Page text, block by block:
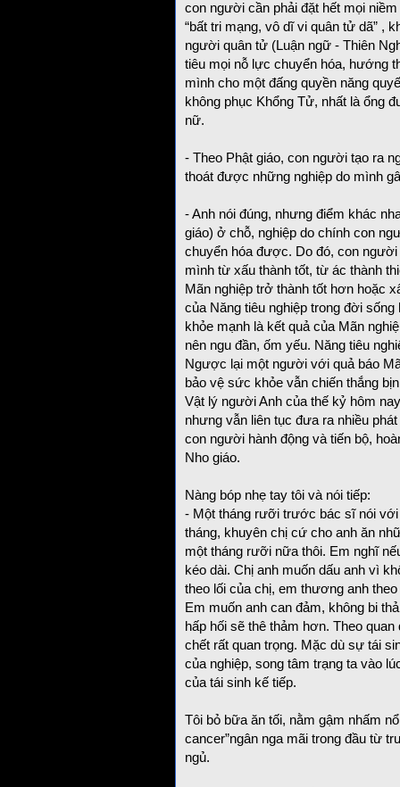
con người cần phải đặt hết mọi
“bất tri mạng, vô dĩ vi quân tử dã” ,
người quân tử (Luận ngữ - Thiên
tiêu mọi nỗ lực chuyển hóa, hướng
mình cho một đấng quyền năng
không phục Khổng Tử, nhất là ổng
nữ.
- Theo Phật giáo, con người tạo ra
thoát được những nghiệp do mình
- Anh nói đúng, nhưng điểm khác
giáo) ở chỗ, nghiệp do chính con
chuyển hóa được. Do đó, con
mình từ xấu thành tốt, từ ác thành
Mãn nghiệp trở thành tốt hơn hoặc
của Năng tiêu nghiệp trong đời
khỏe mạnh là kết quả của Mãn
nên ngu đần, ốm yếu. Năng tiêu
Ngược lại một người với quả báo
bảo vệ sức khỏe vẫn chiến thắng
Vật lý người Anh của thế kỷ hôm
nhưng vẫn liên tục đưa ra nhiều
con người hành động và tiến bộ,
Nho giáo.
Nàng bóp nhẹ tay tôi và nói tiếp:
- Một tháng rưỡi trước bác sĩ nói
tháng, khuyên chị cứ cho anh ăn
một tháng rưỡi nữa thôi. Em nghĩ
kéo dài. Chị anh muốn dấu anh vì
theo lối của chị, em thương anh
Em muốn anh can đảm, không bi
hấp hối sẽ thê thảm hơn. Theo
chết rất quan trọng. Mặc dù sự tái
của nghiệp, song tâm trạng ta vào
của tái sinh kế tiếp.
Tôi bỏ bữa ăn tối, nằm gậm nhấm
cancer”ngân nga mãi trong đầu từ
ngủ.